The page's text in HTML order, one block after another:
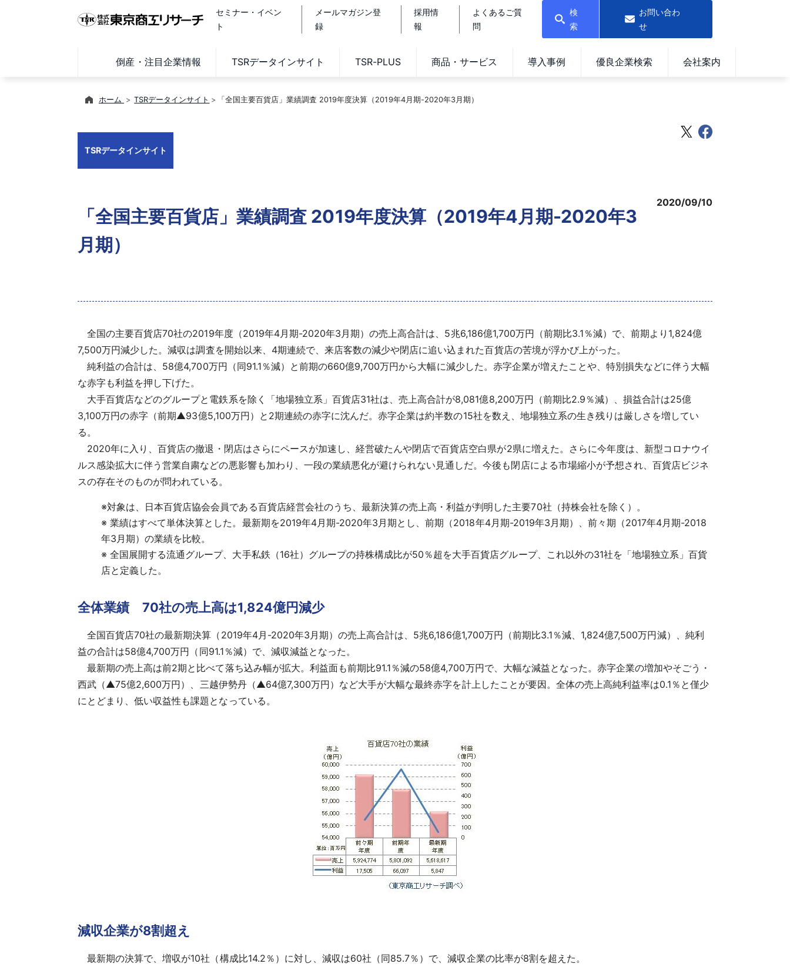
セミナー・イベン
ト
メールマガジン登
録
採用情
報
よくあるご質
問
検
索
お問い合わ
せ
倒産・注目企業情報 TSRデータインサイト TSR-PLUS 商品・サービス 導入事例 優良企業検索 会社案内
ホーム TSRデータインサイト 「全国主要百貨店」業績調査 2019年度決算（2019年4月期-2020年3月期）
TSRデータインサイト
「全国主要百貨店」業績調査 2019年度決算（2019年4月期-2020年3
月期）
2020/09/10
全国の主要百貨店70社の2019年度（2019年4月期-2020年3月期）の売上高合計は、5兆6,186億1,700万円（前期比3.1％減）で、前期より1,824億
7,500万円減少した。減収は調査を開始以来、4期連続で、来店客数の減少や閉店に追い込まれた百貨店の苦境が浮かび上がった。
純利益の合計は、58億4,700万円（同91.1％減）と前期の660億9,700万円から大幅に減少した。赤字企業が増えたことや、特別損失などに伴う大幅
な赤字も利益を押し下げた。
大手百貨店などのグループと電鉄系を除く「地場独立系」百貨店31社は、売上高合計が8,081億8,200万円（前期比2.9％減）、損益合計は25億
3,100万円の赤字（前期▲93億5,100万円）と2期連続の赤字に沈んだ。赤字企業は約半数の15社を数え、地場独立系の生き残りは厳しさを増してい
る。
2020年に入り、百貨店の撤退・閉店はさらにペースが加速し、経営破たんや閉店で百貨店空白県が2県に増えた。さらに今年度は、新型コロナウイ
ルス感染拡大に伴う営業自粛などの悪影響も加わり、一段の業績悪化が避けられない見通しだ。今後も閉店による市場縮小が予想され、百貨店ビジネ
スの存在そのものが問われている。
※対象は、日本百貨店協会会員である百貨店経営会社のうち、最新決算の売上高・利益が判明した主要70社（持株会社を除く）。
※ 業績はすべて単体決算とした。最新期を2019年4月期-2020年3月期とし、前期（2018年4月期-2019年3月期）、前々期（2017年4月期-2018
年3月期）の業績を比較。
※ 全国展開する流通グループ、大手私鉄（16社）グループの持株構成比が50％超を大手百貨店グループ、これ以外の31社を「地場独立系」百貨
店と定義した。
全体業績 70社の売上高は1,824億円減少
全国百貨店70社の最新期決算（2019年4月-2020年3月期）の売上高合計は、5兆6,186億1,700万円（前期比3.1％減、1,824億7,500万円減）、純利
益の合計は58億4,700万円（同91.1％減）で、減収減益となった。
最新期の売上高は前2期と比べて落ち込み幅が拡大。利益面も前期比91.1％減の58億4,700万円で、大幅な減益となった。赤字企業の増加やそごう・
西武（▲75億2,600万円）、三越伊勢丹（▲64億7,300万円）など大手が大幅な最終赤字を計上したことが要因。全体の売上高純利益率は0.1％と僅少
にとどまり、低い収益性も課題となっている。
減収企業が8割超え
最新期の決算で、増収が10社（構成比14.2％）に対し、減収は60社（同85.7％）で、減収企業の比率が8割を超えた。